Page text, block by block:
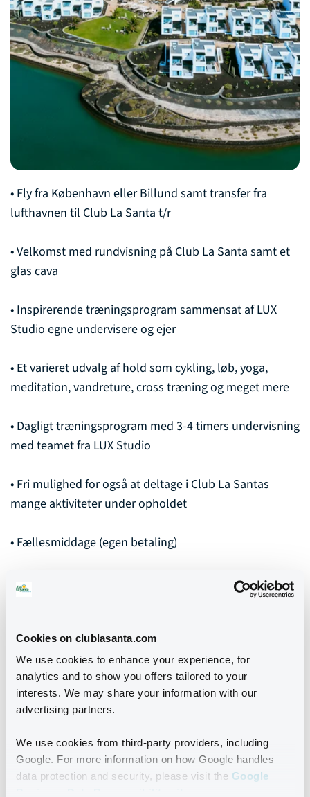
Cookies on clublasanta.com
We use cookies to enhance your experience, for
analytics and to show you offers tailored to your
interests. We may share your information with our
advertising partners.
We use cookies from third-party providers, including
Google. For more information on how Google handles
data protection and security, please visit the Google
• Fly fra København eller Billund samt transfer fra
lufthavnen til Club La Santa t/r
• Velkomst med rundvisning på Club La Santa samt et
glas cava
• Inspirerende træningsprogram sammensat af LUX
Studio egne undervisere og ejer
• Et varieret udvalg af hold som cykling, løb, yoga,
meditation, vandreture, cross træning og meget mere
• Dagligt træningsprogram med 3-4 timers undervisning
med teamet fra LUX Studio
• Fri mulighed for også at deltage i Club La Santas
mange aktiviteter under opholdet
• Fællesmiddage (egen betaling)
• Masser af aktiviteter og socialt samvær
MØD